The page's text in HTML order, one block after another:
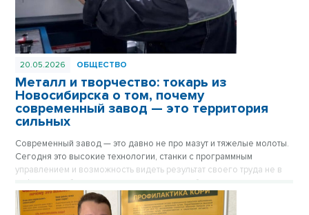
20.05.2026 ОБЩЕСТВО
Металл и творчество: токарь из
Новосибирска о том, почему
современный завод — это территория
сильных
Современный завод — это давно не про мазут и тяжелые молоты.
Сегодня это высокие технологии, станки с программным
управлением и возможность видеть результат своего труда не в
цифровых таблицах, а в реальных деталях, без которых не взлетит
самолет и не заработает сложнейшая техника. История 27-
летнего Романа Кузнецова с новосибирского завода АО «Экран